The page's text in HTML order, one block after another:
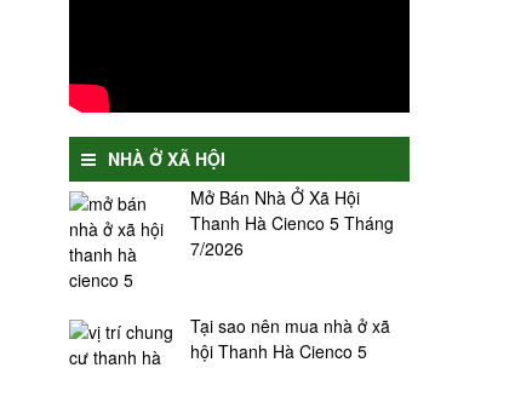
NHÀ Ở XÃ HỘI
Mở Bán Nhà Ở Xã Hội
Thanh Hà Cienco 5 Tháng
7/2026
Tại sao nên mua nhà ở xã
hội Thanh Hà Cienco 5